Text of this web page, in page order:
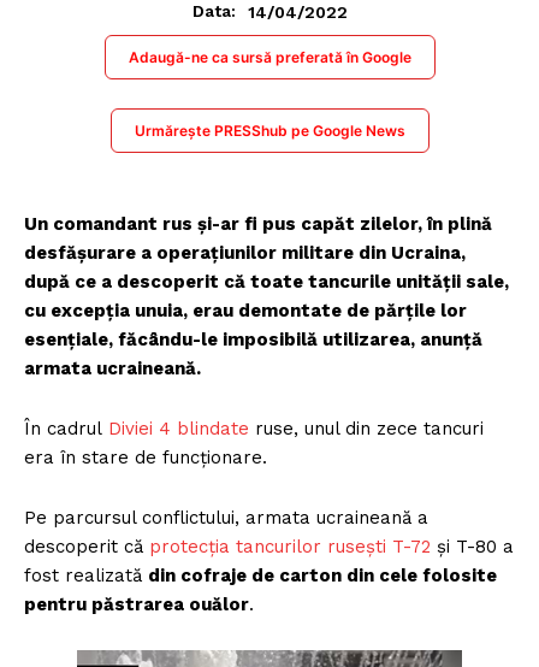
Data:
14/04/2022
Adaugă-ne ca sursă preferată în Google
Urmărește PRESShub pe Google News
Un comandant rus și-ar fi pus capăt zilelor, în plină
desfășurare a operațiunilor militare din Ucraina,
după ce a descoperit că toate tancurile unității sale,
cu excepția unuia, erau demontate de părțile lor
esențiale, făcându-le imposibilă utilizarea, anunță
armata ucraineană.
În cadrul Diviei 4 blindate ruse, unul din zece tancuri
era în stare de funcționare.
Pe parcursul conflictului, armata ucraineană a
descoperit că protecția tancurilor rusești T-72 și T-80 a
fost realizată din cofraje de carton din cele folosite
pentru păstrarea ouălor.